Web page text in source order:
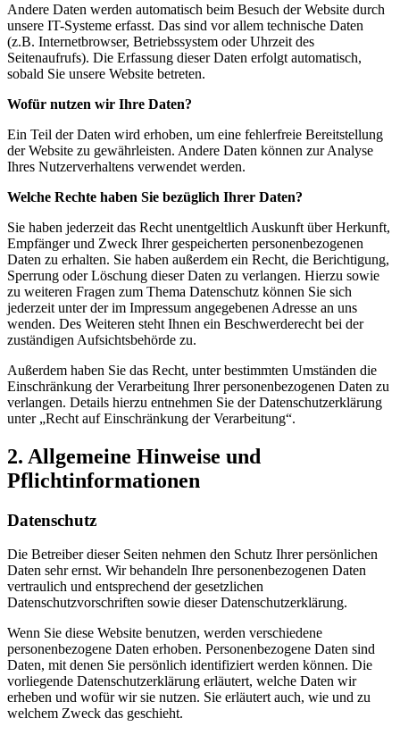
Andere Daten werden automatisch beim Besuch der Website durch
unsere IT-Systeme erfasst. Das sind vor allem technische Daten
(z.B. Internetbrowser, Betriebssystem oder Uhrzeit des
Seitenaufrufs). Die Erfassung dieser Daten erfolgt automatisch,
sobald Sie unsere Website betreten.
Wofür nutzen wir Ihre Daten?
Ein Teil der Daten wird erhoben, um eine fehlerfreie Bereitstellung
der Website zu gewährleisten. Andere Daten können zur Analyse
Ihres Nutzerverhaltens verwendet werden.
Welche Rechte haben Sie bezüglich Ihrer Daten?
Sie haben jederzeit das Recht unentgeltlich Auskunft über Herkunft,
Empfänger und Zweck Ihrer gespeicherten personenbezogenen
Daten zu erhalten. Sie haben außerdem ein Recht, die Berichtigung,
Sperrung oder Löschung dieser Daten zu verlangen. Hierzu sowie
zu weiteren Fragen zum Thema Datenschutz können Sie sich
jederzeit unter der im Impressum angegebenen Adresse an uns
wenden. Des Weiteren steht Ihnen ein Beschwerderecht bei der
zuständigen Aufsichtsbehörde zu.
Außerdem haben Sie das Recht, unter bestimmten Umständen die
Einschränkung der Verarbeitung Ihrer personenbezogenen Daten zu
verlangen. Details hierzu entnehmen Sie der Datenschutzerklärung
unter „Recht auf Einschränkung der Verarbeitung“.
2. Allgemeine Hinweise und
Pflichtinformationen
Datenschutz
Die Betreiber dieser Seiten nehmen den Schutz Ihrer persönlichen
Daten sehr ernst. Wir behandeln Ihre personenbezogenen Daten
vertraulich und entsprechend der gesetzlichen
Datenschutzvorschriften sowie dieser Datenschutzerklärung.
Wenn Sie diese Website benutzen, werden verschiedene
personenbezogene Daten erhoben. Personenbezogene Daten sind
Daten, mit denen Sie persönlich identifiziert werden können. Die
vorliegende Datenschutzerklärung erläutert, welche Daten wir
erheben und wofür wir sie nutzen. Sie erläutert auch, wie und zu
welchem Zweck das geschieht.